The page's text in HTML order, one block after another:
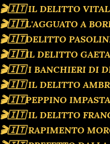
🎬🇮🇹 IL DELITTO
🎬🇮🇹L'AGGUATO A
🎬🇮🇹DELITTO
🎬🇮🇹IL DELITTO
🎬🇮🇹 I BANCHIERI DI
🎬🇮🇹 IL DELITTO
🎬🇮🇹PEPPINO
🎬🇮🇹 IL DELITTO
🎬🇮🇹 RAPIMENTO